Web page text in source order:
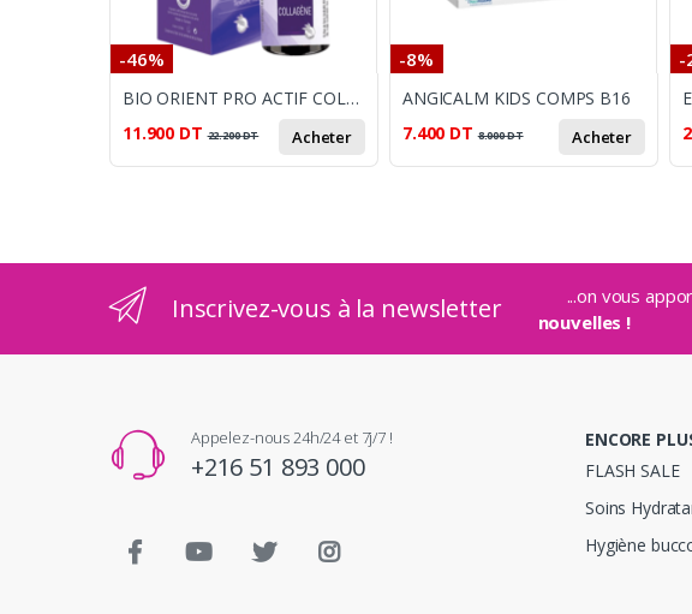
-46%
BIO ORIENT PRO ACTIF COLLAGENE 10ML
11.900 DT 22.200DT Acheter
-8%
ANGICALM KIDS COMPS B16
7.400 DT 8.000DT Acheter
-
Inscrivez-vous à la newsletter ...on vous
nouvelles !
Appelez-nous 24h/24 et 7j/7 !
+216 51 893 000
ENCORE
FLASH SALE
Soins
Hygiène